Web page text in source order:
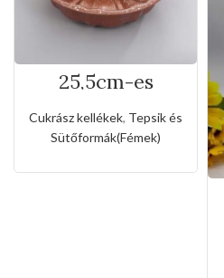
25,5cm-es
tapadásmentes
kuglóf sütőforma
Cukrász kellékek, Tepsik és
Sütőformák(Fémek)